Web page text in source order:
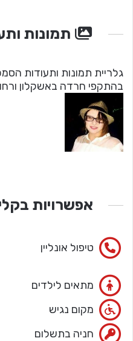
תמונות
גלריית תמונות ותעודות
בהתקפי חרדה באשקלון
אפשרויות
טיפול אונליין
מתאים לילדים
מקום נגיש
חניה בתשלום